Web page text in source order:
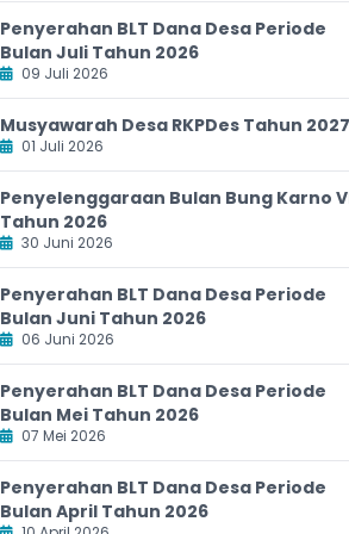
Penyerahan BLT Dana Desa Periode
Bulan Juli Tahun 2026
09 Juli 2026
Musyawarah Desa RKPDes Tahun 2027
01 Juli 2026
Penyelenggaraan Bulan Bung Karno
Tahun 2026
30 Juni 2026
Penyerahan BLT Dana Desa Periode
Bulan Juni Tahun 2026
06 Juni 2026
Penyerahan BLT Dana Desa Periode
Bulan Mei Tahun 2026
07 Mei 2026
Penyerahan BLT Dana Desa Periode
Bulan April Tahun 2026